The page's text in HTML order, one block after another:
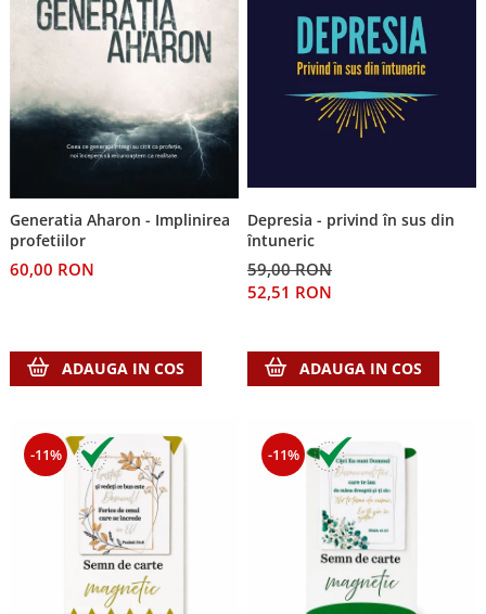
Slujire
Viata de zi cu zi
Despre afaceri
Dezvoltare personala
Mediu
Sanatate / nutritie
Generatia Aharon - Implinirea
profetiilor
60,00 RON
ADAUGA IN COS
Depresia - privind în sus din
întuneric
59,00 RON
52,51 RON
ADAUGA IN COS
-11% -11%